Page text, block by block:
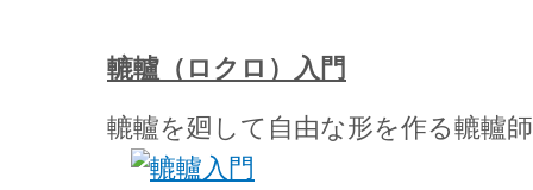
轆轤（ロクロ）入門
轆轤を廻して自由な形を作る轆轤